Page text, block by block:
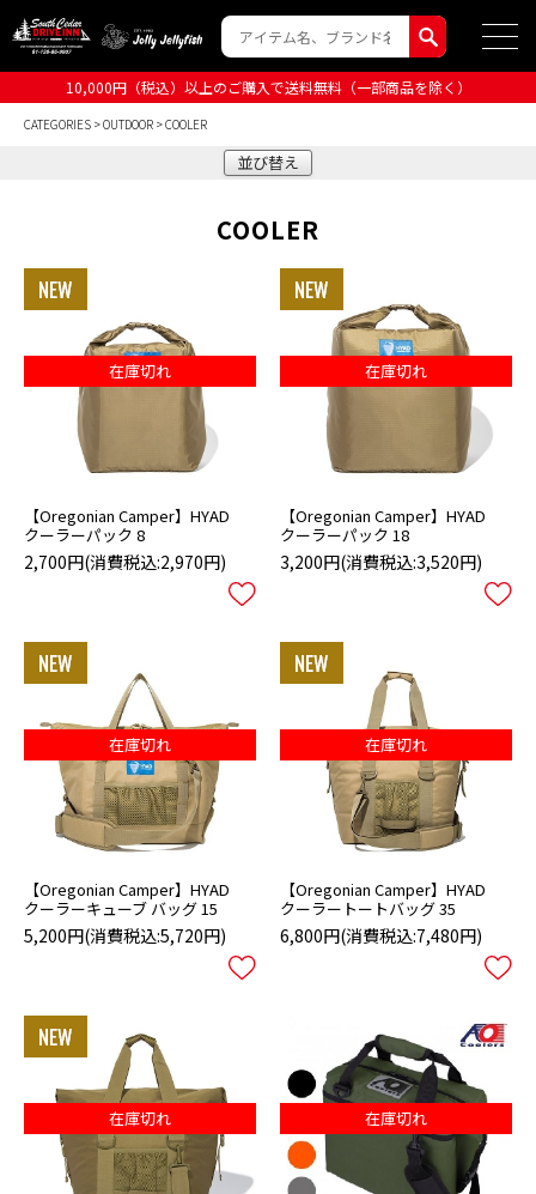
10,000円（税込）以上のご購入で送料無料（一部商品を除く）
CATEGORIES >OUTDOOR > COOLER
並び替え
COOLER
【Oregonian Camper】HYAD
クーラーパック 8
在庫切れ
2,700円(消費税込:2,970円)
【Oregonian Camper】HYAD
クーラーパック 18
在庫切れ
3,200円(消費税込:3,520円)
【Oregonian Camper】HYAD
クーラーキューブ バッグ 15
在庫切れ
5,200円(消費税込:5,720円)
【Oregonian Camper】HYAD
クーラートートバッグ 35
在庫切れ
6,800円(消費税込:7,480円)
在庫切れ 在庫切れ